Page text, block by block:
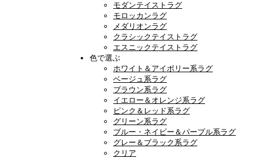
モダンテイストラグ
モロッカンラグ
メダリオンラグ
クラシックテイストラグ
エスニックテイストラグ
色で選ぶ
ホワイト＆アイボリー系ラグ
ベージュ系ラグ
ブラウン系ラグ
イエロー＆オレンジ系ラグ
ピンク＆レッド系ラグ
グリーン系ラグ
ブルー・ネイビー＆パープル系ラグ
グレー＆ブラック系ラグ
クリア